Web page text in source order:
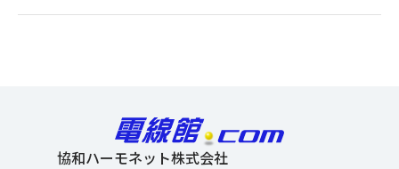
協和ハーモネット株式会社